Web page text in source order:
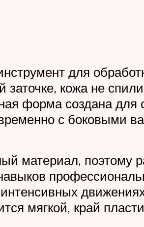
для
кожа не
форма создана
с боковыми
материал,
мягкой, край